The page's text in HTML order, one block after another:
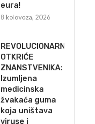
eura!
8 kolovoza, 2026
REVOLUCIONARNO
OTKRIĆE
ZNANSTVENIKA:
Izumljena
medicinska
žvakaća guma
koja uništava
viruse i